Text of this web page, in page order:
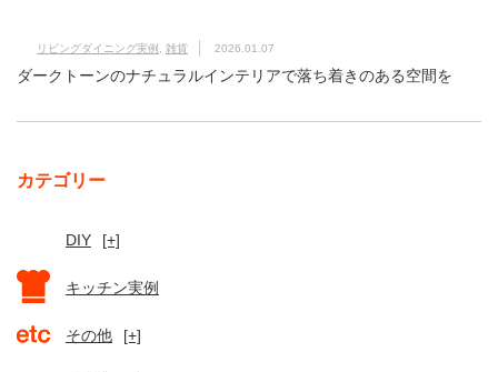
リビングダイニング実例 雑貨 2026.01.07
ダークトーンのナチュラルインテリアで落ち着きのある空間を
カテゴリー
DIY [+]
キッチン実例
その他 [+]